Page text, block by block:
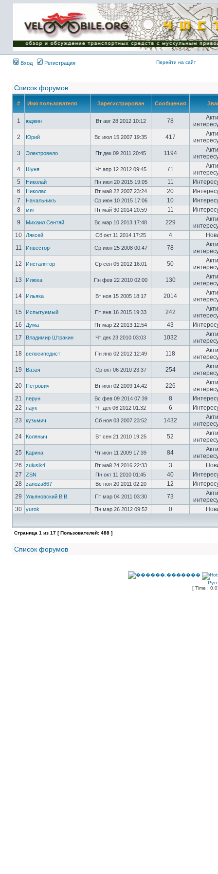
Имя пользователя:
Пароль:
{ LOG_ME_IN_SHORT
}
Вход
Регистрация Перейти на сайт
Список форумов
# Имя пользователя Зарегистрирован Сообщения
1 юджин Вт авг 28 2012 10:12 78
2
Юрий Вс июл 15 2007 19:35 417
3
Электровело Пт дек 09 2011 20:45 1194
4
Шуня Чт апр 12 2012 09:45 71
5
Николай Пн июл 20 2015 19:05 11
6
Николас Вт май 22 2007 23:24 20
7
Начальникъ Ср июн 10 2015 17:06 10
8
мит Пт май 30 2014 20:59 11
9
Михаил Сентяй Вс мар 10 2013 17:48 229
10
Ляксей Сб окт 11 2014 17:25 4
11
Инвестор Ср июн 25 2008 00:47 78
12
Инсталятор Ср сен 05 2012 16:01 50
13
Илюха Пн фев 22 2010 02:00 130
14
Ильяка Вт ноя 15 2005 18:17 2014
15
Испытуемый Пт янв 16 2015 19:33 242
16
Дума Пт мар 22 2013 12:54 43
17
Владимир Штракин Чт дек 23 2010 03:03 1032
18
велосипедист Пн янв 02 2012 12:49 118
19
Вазач Ср окт 06 2010 23:37 254
20
Петрович Вт июн 02 2009 14:42 226
21
перун Вс фев 09 2014 07:39 8
22
паук Чт дек 06 2012 01:32 6
23
кузьмич Сб ноя 03 2007 23:52 1432
24
Коляныч Вт сен 21 2010 19:25 52
25
Карина Чт июн 11 2009 17:39 84
26
zulusik4 Вт май 24 2016 22:33 3
27
ZSN Пн окт 11 2010 01:45 40
28
zanoza867 Вс ноя 20 2011 02:20 12
29
Ульяновский В.В. Пт мар 04 2011 03:30 73
30
yurok Пн мар 26 2012 09:52 0
Страница 1 из 17 [ Пользователей: 488 ]
Список форумов
[ Time :